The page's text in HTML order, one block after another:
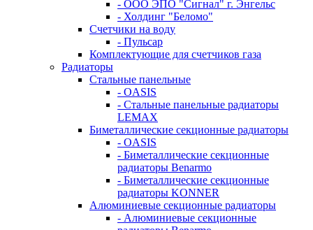
- ООО ЭПО "Сигнал" г. Энгельс
- Холдинг "Беломо"
Счетчики на воду
- Пульсар
Комплектующие для счетчиков газа
Радиаторы
Стальные панельные
- OASIS
- Стальные панельные радиаторы
LEMAX
Биметаллические секционные радиаторы
- OASIS
- Биметаллические секционные
радиаторы Benarmo
- Биметаллические секционные
радиаторы KONNER
Алюминиевые секционные радиаторы
- Алюминиевые секционные